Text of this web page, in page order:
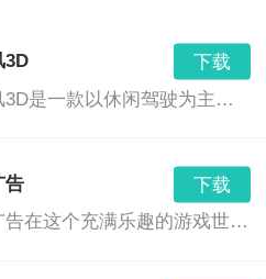
3D
下载
欢腾的欢乐兜风3D是一款以休闲驾驶为主题的游戏，玩家将在美丽的3D环境中驾驶各种车辆，享受驾驶的乐趣，同时与朋友们一起分享欢乐的时光。游戏提供了丰富的车辆选择、多样的场景和任务，让玩家沉浸在刺激、轻松和充满乐趣的游戏世界中。
告
下载
拍照也疯狂免广告在这个充满乐趣的游戏世界中，你将带领你的相机挑战各种奇特的谜题，利用各种道具，以完成挑战并解开更多的隐藏区域。这是一个真正疯狂的拍照冒险旅程，没有任何广告的打扰，只为你带来纯粹的游戏乐趣。